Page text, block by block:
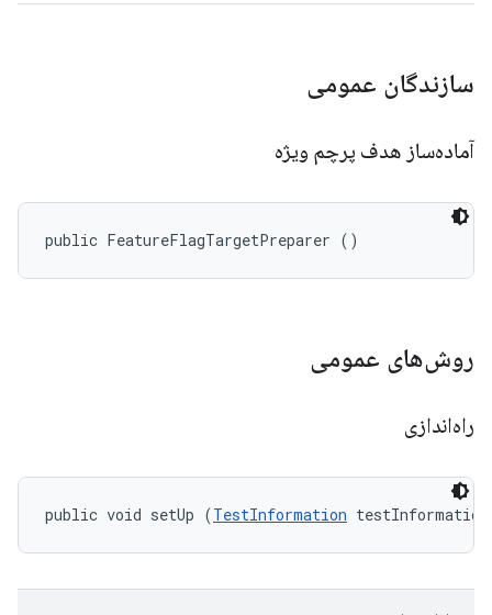
سازندگان عمومی
آماده‌ساز هدف پرچم ویژه
public FeatureFlagTargetPreparer ()
روش‌های عمومی
راه‌اندازی
public void setUp (TestInformation